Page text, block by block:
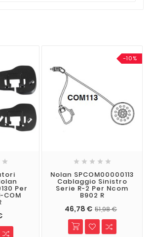

Per
-10%
    
Nolan SPCOM00000113
Cablaggio Sinistro
Serie R-2 Per Ncom
B902 R
46,78 € 51,98 €